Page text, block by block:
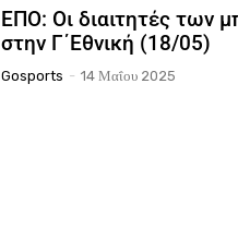
ΕΠΟ: Οι διαιτητές των
στην Γ΄Εθνική (18/05)
Gosports - 14 Μαΐου 2025